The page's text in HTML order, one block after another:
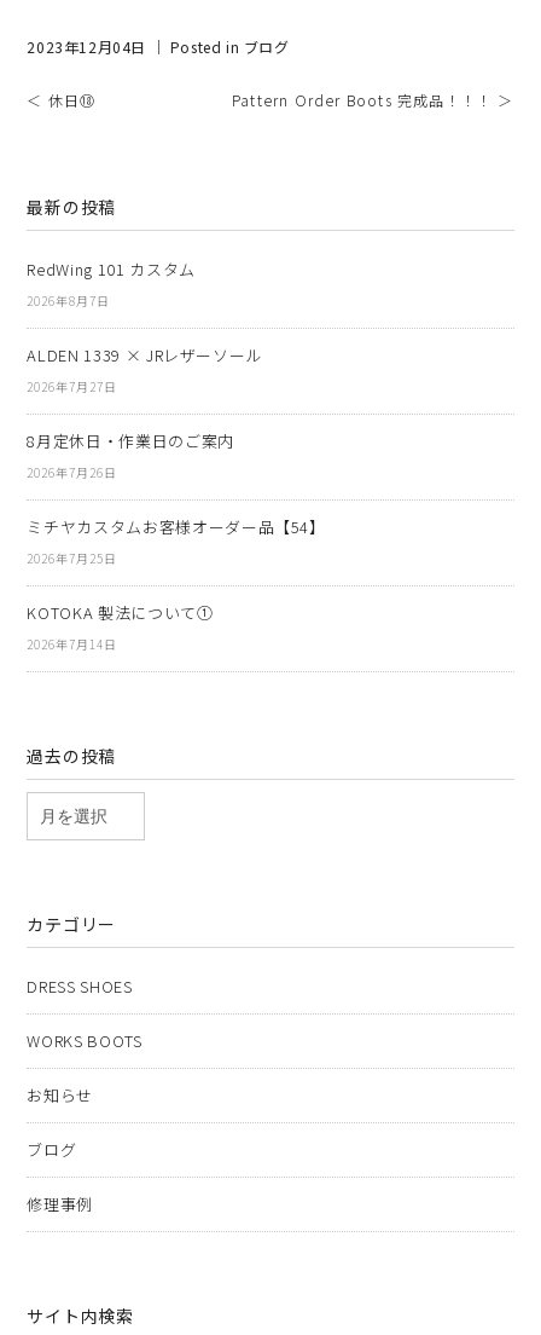
2023年12月04日 ｜ Posted in ブログ
＜ 休日⑱ Pattern Order Boots 完成品！！！ ＞
最新の投稿
RedWing 101 カスタム
2026年8月7日
ALDEN 1339 × JRレザーソール
2026年7月27日
8月定休日・作業日のご案内
2026年7月26日
ミチヤカスタムお客様オーダー品【54】
2026年7月25日
KOTOKA 製法について①
2026年7月14日
過去の投稿
カテゴリー
DRESS SHOES
WORKS BOOTS
お知らせ
ブログ
修理事例
サイト内検索